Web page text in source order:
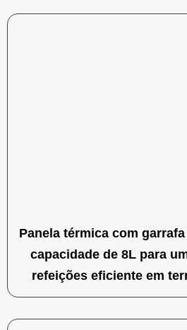
Panela térmica com
capacidade de 8L para
refeições eficiente em